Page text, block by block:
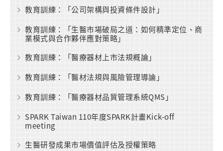
教育訓練：「公司架構與投資條件設計」
教育訓練：「生醫市場破局之道：如何精準定位、商
業模式與合作夥伴應對策略」
教育訓練：「醫療器材上市法規概論」
教育訓練：「醫材法規與風險管理導論」
教育訓練：「醫療器材品質管理系統QMS」
SPARK Taiwan 110年度SPARK計畫Kick-off
meeting
生醫研發成果市場價值評估及授權策略